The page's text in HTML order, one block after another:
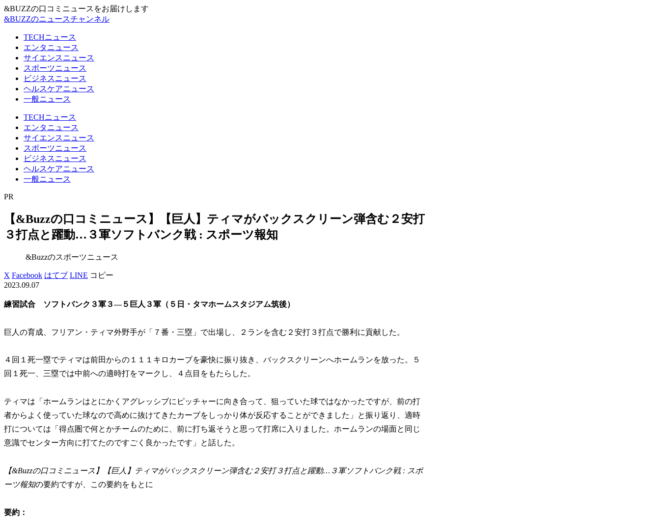
&BUZZの口コミニュースをお届けします
&BUZZのニュースチャンネル
TECHニュース
エンタニュース
サイエンスニュース
スポーツニュース
ビジネスニュース
ヘルスケアニュース
一般ニュース
TECHニュース
エンタニュース
サイエンスニュース
スポーツニュース
ビジネスニュース
ヘルスケアニュース
一般ニュース
PR
【&Buzzの口コミニュース】【巨人】ティマがバックスクリーン弾含む２安打
３打点と躍動…３軍ソフトバンク戦 : スポーツ報知
&Buzzのスポーツニュース
X Facebook はてブ LINE コピー
2023.09.07
練習試合 ソフトバンク３軍３―５巨人３軍（５日・タマホームスタジアム筑後）
巨人の育成、フリアン・ティマ外野手が「７番・三塁」で出場し、２ランを含む２安打３打点で勝利に貢献した。
４回１死一塁でティマは前田からの１１１キロカーブを豪快に振り抜き、バックスクリーンへホームランを放った。５
回１死一、三塁では中前への適時打をマークし、４点目をもたらした。
ティマは「ホームランはとにかくアグレッシブにピッチャーに向き合って、狙っていた球ではなかったですが、前の打
者からよく使っていた球なので高めに抜けてきたカーブをしっかり体が反応することができました」と振り返り、適時
打については「得点圏で何とかチームのために、前に打ち返そうと思って打席に入りました。ホームランの場面と同じ
意識でセンター方向に打てたのですごく良かったです」と話した。
【&Buzzの口コミニュース】【巨人】ティマがバックスクリーン弾含む２安打３打点と躍動…３軍ソフトバンク戦 : スポ
ーツ報知の要約ですが、この要約をもとに
要約：